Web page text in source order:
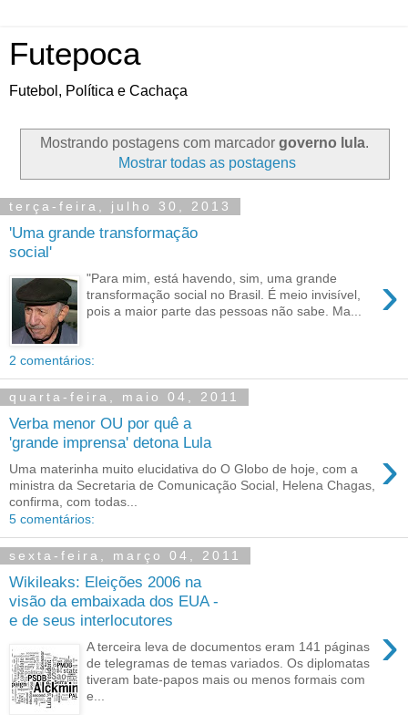
Futepoca
Futebol, Política e Cachaça
Mostrando postagens com marcador governo lula.
Mostrar todas as postagens
terça-feira, julho 30, 2013
'Uma grande transformação
social'
›
"Para mim, está havendo, sim, uma grande
transformação social no Brasil. É meio invisível,
pois a maior parte das pessoas não sabe. Ma...
2 comentários:
quarta-feira, maio 04, 2011
Verba menor OU por quê a
'grande imprensa' detona Lula
›
Uma materinha muito elucidativa do O Globo de hoje, com a
ministra da Secretaria de Comunicação Social, Helena Chagas,
confirma, com todas...
5 comentários:
sexta-feira, março 04, 2011
Wikileaks: Eleições 2006 na
visão da embaixada dos EUA -
e de seus interlocutores
›
A terceira leva de documentos eram 141 páginas
de telegramas de temas variados. Os diplomatas
tiveram bate-papos mais ou menos formais com
e...